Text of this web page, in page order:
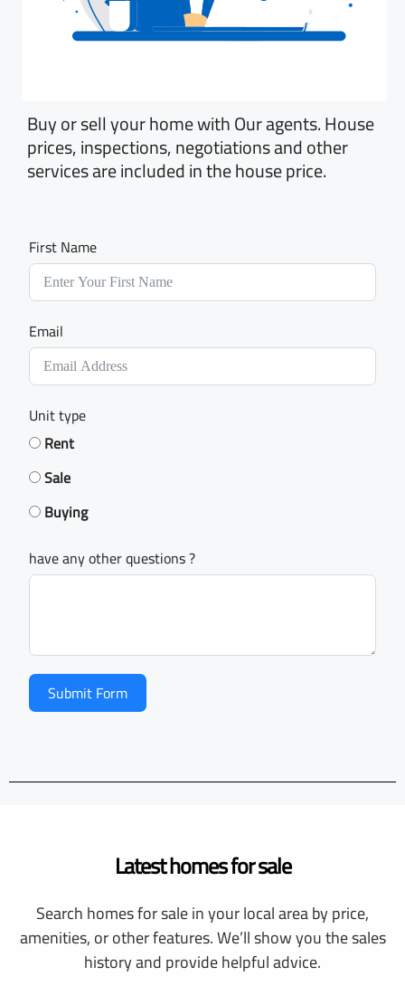
Buy or sell your home with Our agents. House
prices, inspections, negotiations and other
services are included in the house price.
First Name
Email
Unit type
Rent
Sale
Buying
have any other questions ?
Submit Form
Latest homes for sale
Search homes for sale in your local area by price,
amenities, or other features. We’ll show you the sales
history and provide helpful advice.